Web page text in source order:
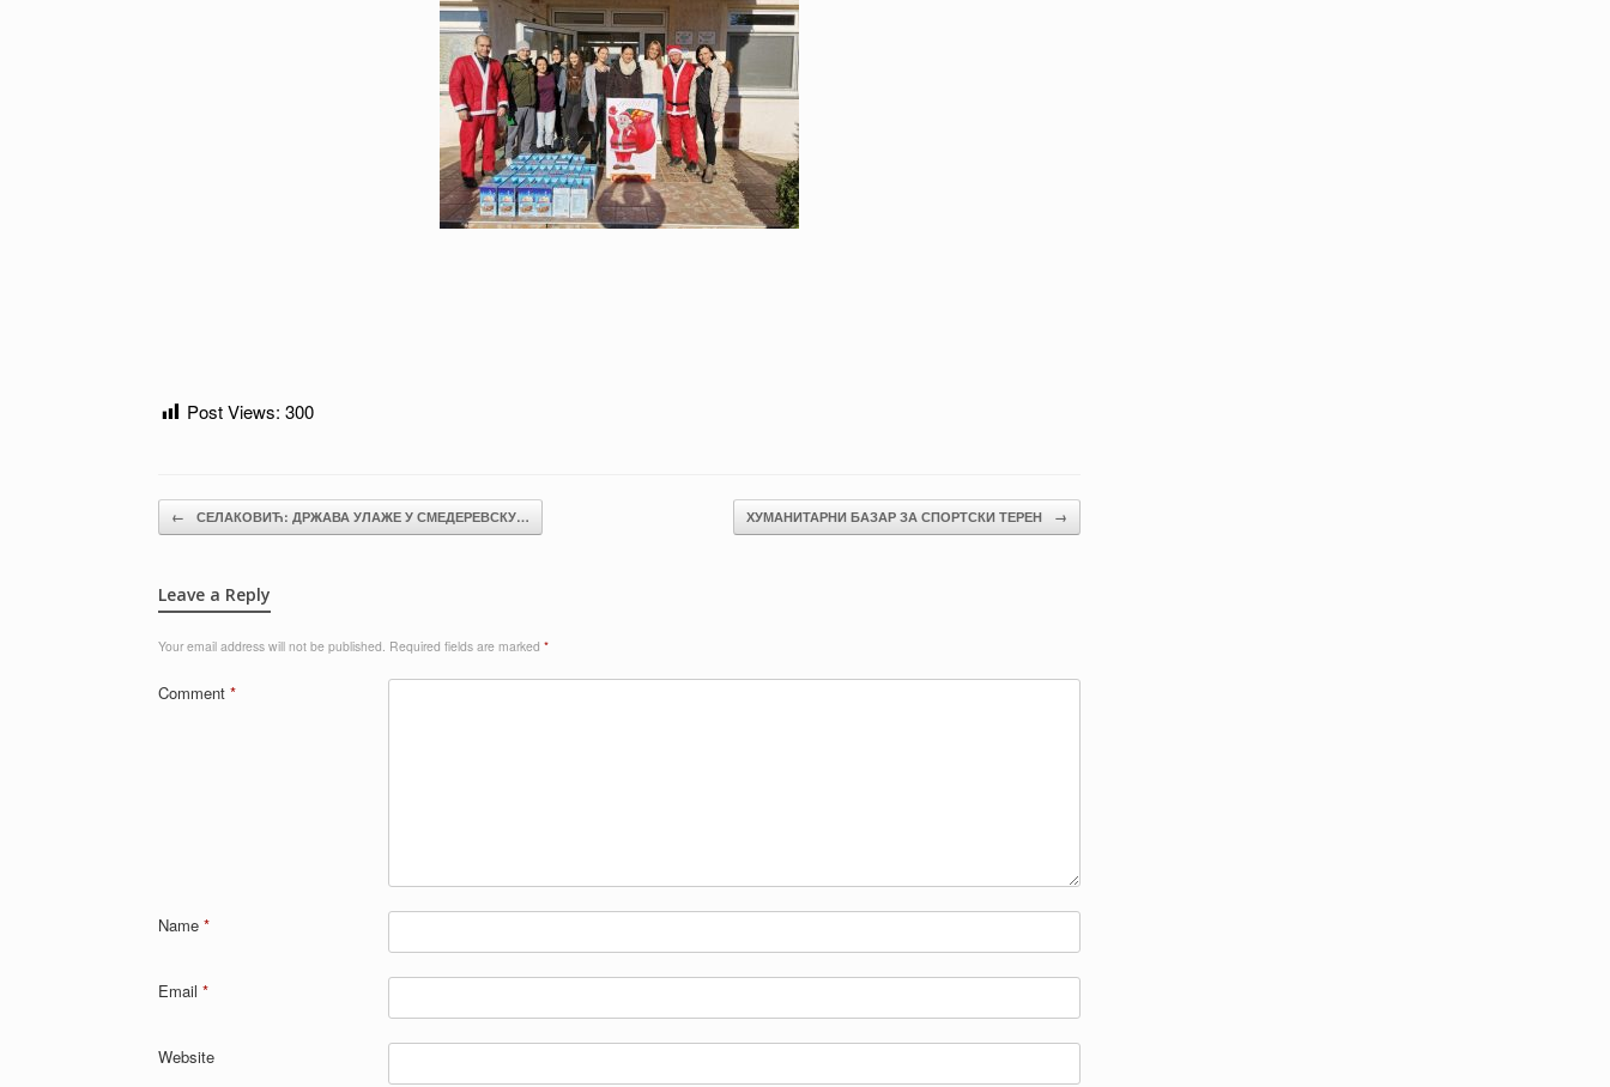
Post Views: 300
Post navigation
← СЕЛАКОВИЋ: ДРЖАВА УЛАЖЕ У СМЕДЕРЕВСКУ… ХУМАНИТАРНИ БАЗАР ЗА СПОРТСКИ ТЕРЕН →
Leave a Reply
Your email address will not be published. Required fields are marked *
Comment *
Name *
Email *
Website